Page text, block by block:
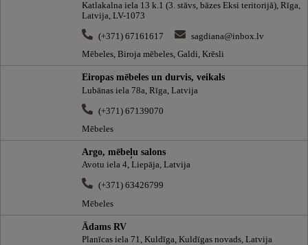
Katlakalna iela 13 k.1 (3. stāvs, bāzes Eksi teritorijā), Rīga,
Latvija, LV-1073
(+371) 67161617
sagdiana@inbox.lv
Mēbeles, Biroja mēbeles, Galdi, Krēsli
Eiropas mēbeles un durvis, veikals
Lubānas iela 78a, Rīga, Latvija
(+371) 67139070
Mēbeles
Argo, mēbeļu salons
Avotu iela 4, Liepāja, Latvija
(+371) 63426799
Mēbeles
Ādams RV
Planīcas iela 71, Kuldīga, Kuldīgas novads, Latvija